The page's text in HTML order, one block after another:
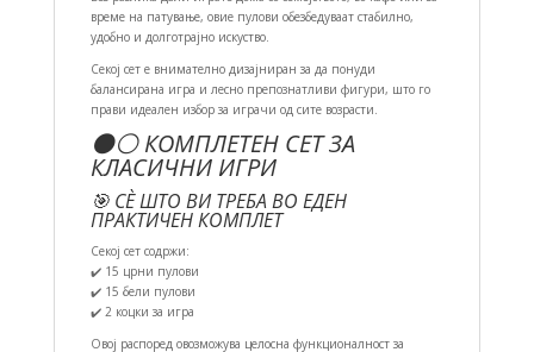
време на патување, овие пулови обезбедуваат стабилно,
удобно и долготрајно искуство.
Секој сет е внимателно дизајниран за да понуди
балансирана игра и лесно препознатливи фигури, што го
прави идеален избор за играчи од сите возрасти.
⚫⚪ КОМПЛЕТЕН СЕТ ЗА
КЛАСИЧНИ ИГРИ
🎯 СÈ ШТО ВИ ТРЕБА ВО ЕДЕН
ПРАКТИЧЕН КОМПЛЕТ
Секој сет содржи:
✔️ 15 црни пулови
✔️ 15 бели пулови
✔️ 2 коцки за игра
Овој распоред овозможува целосна функционалност за